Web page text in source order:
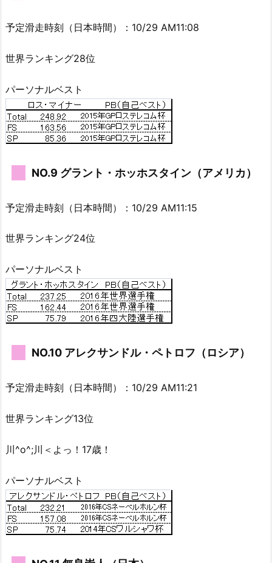
予定滑走時刻（日本時間）：10/29 AM11:08
世界ランキング28位
パーソナルベスト
NO.9 グラント・ホッホスタイン（アメリカ）
予定滑走時刻（日本時間）：10/29 AM11:15
世界ランキング24位
パーソナルベスト
NO.10 アレクサンドル・ペトロフ（ロシア）
予定滑走時刻（日本時間）：10/29 AM11:21
世界ランキング13位
川^o^;川＜よっ！17歳！
パーソナルベスト